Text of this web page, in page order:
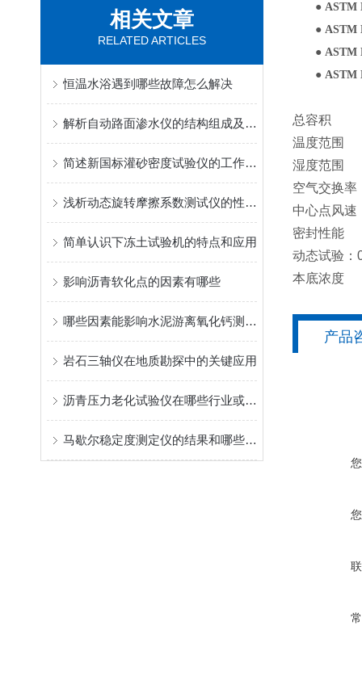
相关文章
RELATED ARTICLES
恒温水浴遇到哪些故障怎么解决
解析自动路面渗水仪的结构组成及其操作使用
简述新国标灌砂密度试验仪的工作原理
浅析动态旋转摩擦系数测试仪的性能特点
简单认识下冻土试验机的特点和应用
影响沥青软化点的因素有哪些
哪些因素能影响水泥游离氧化钙测定仪的结果
岩石三轴仪在地质勘探中的关键应用
沥青压力老化试验仪在哪些行业或领域有广泛应用？
马歇尔稳定度测定仪的结果和哪些方面有关
● ASTM D
● ASTM D
● ASTM D
● ASTM
总容积
温度范围
湿度范围
空气交换
中心点风
密封性能
动态试验：
本底浓度
产品